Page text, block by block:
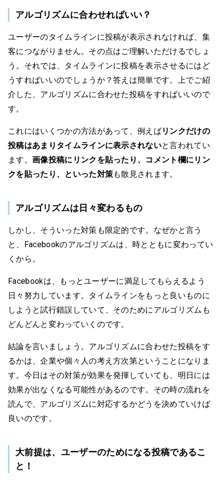
アルゴリズムに合わせればいい？
ユーザーのタイムラインに投稿が表示されなければ、集
客につながりません。その点はご理解いただけるでしょ
う。それでは、タイムラインに投稿を表示させるにはど
うすればいいのでしょうか？答えは簡単です。上でご紹
介した、アルゴリズムに合わせた投稿をすればいいので
す。
これにはいくつかの方法があって、例えばリンクだけの
投稿はあまりタイムラインに表示されないと言われてい
ます。 画像投稿にリンクを貼ったり、コメント欄にリン
クを貼ったり、といった対策も散見されます。
アルゴリズムは日々変わるもの
しかし、そういった対策も限定的です。なぜかと言う
と、Facebookのアルゴリズムは、時とともに変わってい
くから。
Facebookは、もっとユーザーに満足してもらえるよう
日々努力しています。タイムラインをもっと良いものに
しようと試行錯誤していて、そのためにアルゴリズムも
どんどんと変わっていくのです。
結論を言いましょう。アルゴリズムに合わせた投稿をす
るかは、企業や個々人の考え方次第ということになりま
す。今日はその対策が効果を発揮していても、明日には
効果が出なくなる可能性があるのです。その時の流れを
読んで、アルゴリズムに対応するかどうを決めていけば
良いのです。
大前提は、ユーザーのためになる投稿であるこ
と！